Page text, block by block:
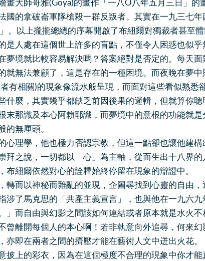
畫大師哥雅(Goya)的畫作「一八O八年五月三日」
國的拿破崙軍隊槍殺一群反叛者。其實在一九三七
。以上攏攏總總的序幕開啟了布紐爾對獨裁者甚至
是人處在這個世上許多的盲點，不僅令人困惑也似
夢境就比較容易解決嗎？答案絕對是否定的。每天
就無法兼顧了，這是存在的一種困境。而夜晚在夢
有相關)的現象像流水般呈現，而面對這些看似熟悉
什麼，其實幾乎都缺乏前因後果的邏輯，但就算你
末那識及本心阿賴耶識，而夢境中的意根的功能就
的無厘頭。
心理學，他也極力否認宗教，但這一點卻也讓他建
拜之說，一切都以「心」為主軸，從而生出十八界
布紐爾依然對心的詮釋始終停留在現象的辯證中。
轉而以神秘而雜亂的並現，企圖尋找到心靈的自由
涉了馬克思的「共產主義宣言」，也與他在一九六九
」而自由與幻影之間該如何連結或者原本就是水火不
曾離開每個人的本心啊！若非執意向外追尋，何來
亦即在兩者之間的擠壓才能在藝術人文中迸出火花。
披上的彩衣，因為在這個極度不合理的現象中你才